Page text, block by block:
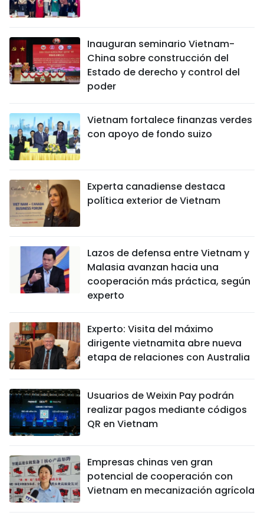
Inauguran seminario Vietnam-
China sobre construcción del
Estado de derecho y control del
poder
Vietnam fortalece finanzas verdes
con apoyo de fondo suizo
Experta canadiense destaca
política exterior de Vietnam
Lazos de defensa entre Vietnam y
Malasia avanzan hacia una
cooperación más práctica, según
experto
Experto: Visita del máximo
dirigente vietnamita abre nueva
etapa de relaciones con Australia
Usuarios de Weixin Pay podrán
realizar pagos mediante códigos
QR en Vietnam
Empresas chinas ven gran
potencial de cooperación con
Vietnam en mecanización agrícola